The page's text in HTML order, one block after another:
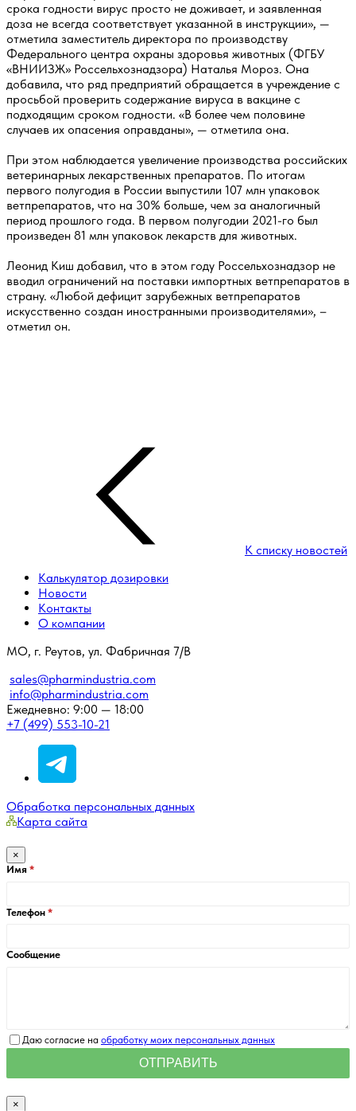
срока годности вирус просто не доживает, и заявленная
доза не всегда соответствует указанной в инструкции», —
отметила заместитель директора по производству
Федерального центра охраны здоровья животных (ФГБУ
«ВНИИЗЖ» Россельхознадзора) Наталья Мороз. Она
добавила, что ряд предприятий обращается в учреждение с
просьбой проверить содержание вируса в вакцине с
подходящим сроком годности. «В более чем половине
случаев их опасения оправданы», — отметила она.
При этом наблюдается увеличение производства российских
ветеринарных лекарственных препаратов. По итогам
первого полугодия в России выпустили 107 млн упаковок
ветпрепаратов, что на 30% больше, чем за аналогичный
период прошлого года. В первом полугодии 2021-го был
произведен 81 млн упаковок лекарств для животных.
Леонид Киш добавил, что в этом году Россельхознадзор не
вводил ограничений на поставки импортных ветпрепаратов в
страну. «Любой дефицит зарубежных ветпрепаратов
искусственно создан иностранными производителями», –
отметил он.
К списку новостей
Калькулятор дозировки
Новости
Контакты
О компании
МО, г. Реутов, ул. Фабричная 7/В
sales@pharmindustria.com
info@pharmindustria.com
Ежедневно: 9:00 — 18:00
+7 (499) 553-10-21
Обработка персональных данных
Карта сайта
×
Имя
Телефон
Сообщение
Даю согласие на обработку моих персональных данных
×